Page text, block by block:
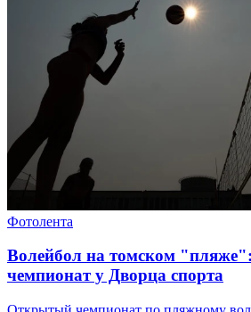
Фотолента
Волейбол на томском
чемпионат у Дворца спорта